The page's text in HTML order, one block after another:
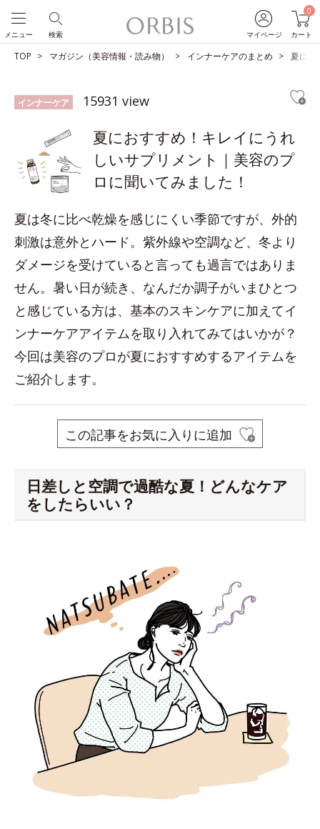
マイページ
0
カート
検索
メニュー
TOP マガジン（美容情報・読み物） インナーケアのまとめ 夏にお
インナーケア 15931 view
夏におすすめ！キレイにうれ
しいサプリメント｜美容のプ
ロに聞いてみました！
夏は冬に比べ乾燥を感じにくい季節ですが、外的
刺激は意外とハード。紫外線や空調など、冬より
ダメージを受けていると言っても過言ではありま
せん。暑い日が続き、なんだか調子がいまひとつ
と感じている方は、基本のスキンケアに加えてイ
ンナーケアアイテムを取り入れてみてはいかが？
今回は美容のプロが夏におすすめするアイテムを
ご紹介します。
この記事をお気に入りに追加
日差しと空調で過酷な夏！どんなケア
をしたらいい？